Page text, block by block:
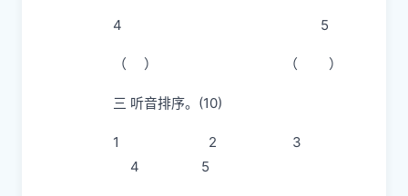
4 5
（ ） （ ）
三 听音排序。(10)
1 2 3
4 5